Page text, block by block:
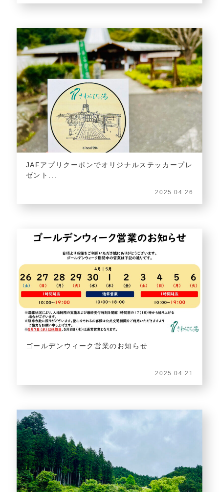
JAFアプリクーポンでオリジナルステッカープレ
ゼント...
2025.04.26
ゴールデンウィーク営業のお知らせ
2025.04.21